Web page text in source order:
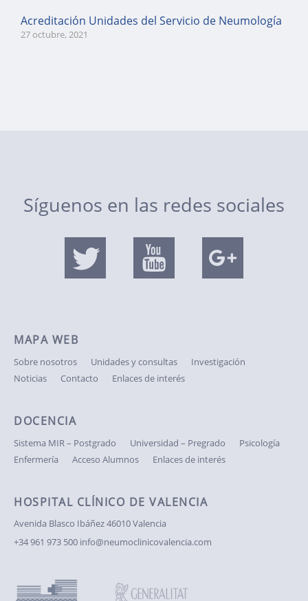
Acreditación Unidades del Servicio de Neumología
27 octubre, 2021
Síguenos en las redes sociales
HOSPITAL CLÍNICO DE VALENCIA
Avenida Blasco Ibáñez46010 Valencia
+34 961 973 500 info@neumoclinicovalencia.com
MAPA WEB
Sobre nosotros Unidades y consultas
Investigación
Noticias
Contacto Enlaces de interés
DOCENCIA
Sistema MIR – Postgrado Universidad – Pregrado
Psicología
Enfermería
Acceso Alumnos Enlaces de interés